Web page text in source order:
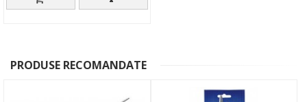
PRODUSE RECOMANDATE